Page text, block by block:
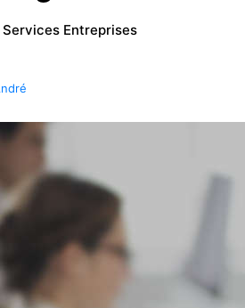
Services Entreprises